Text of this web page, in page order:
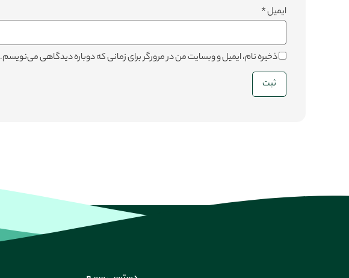
ایمیل*
ذخیره نام، ایمیل و وبسایت من در مرورگر برای زمانی که دوباره دیدگاهی می‌نویسم.